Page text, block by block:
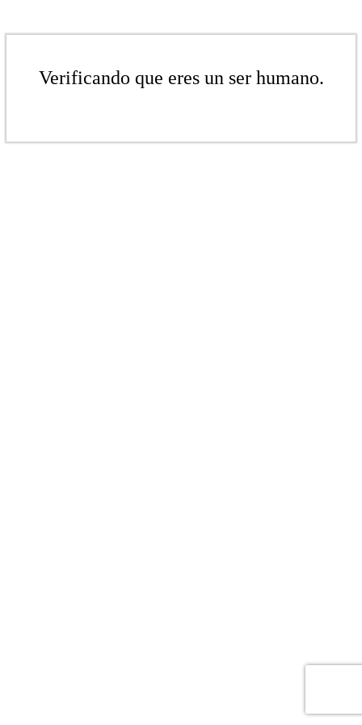
Verificando que eres un ser humano.